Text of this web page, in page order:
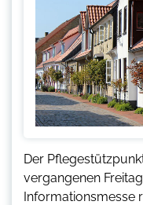
Der
vergangenen
Informationsmesse